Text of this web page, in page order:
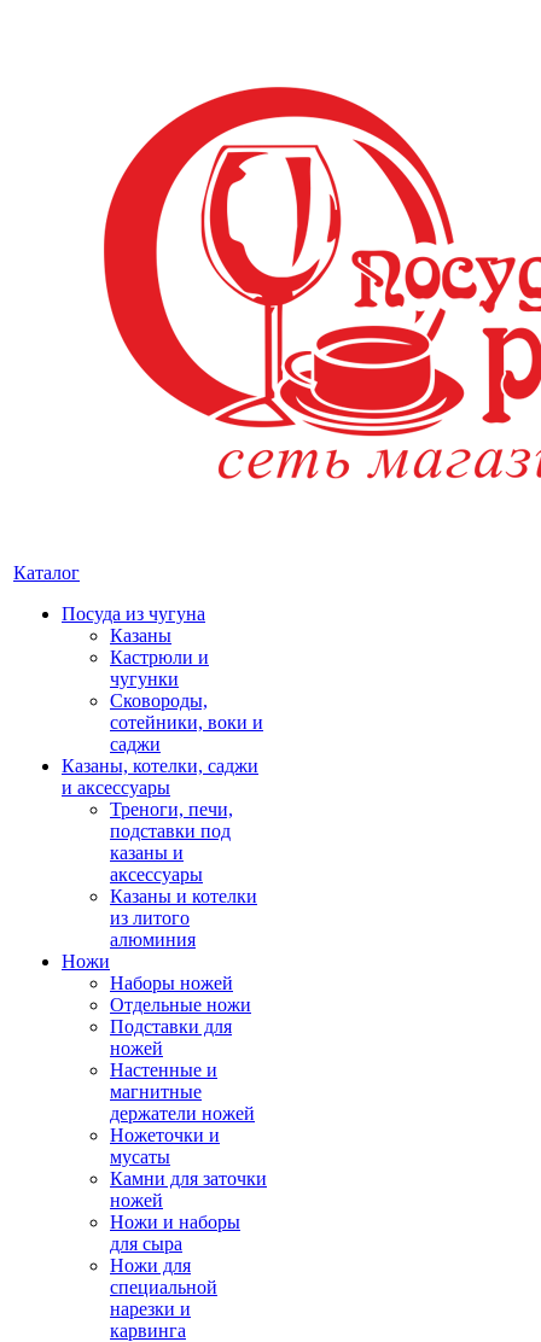
Каталог
Посуда из чугуна
Казаны
Кастрюли и
чугунки
Сковороды,
сотейники, воки и
саджи
Казаны, котелки, саджи
и аксессуары
Треноги, печи,
подставки под
казаны и
аксессуары
Казаны и котелки
из литого
алюминия
Ножи
Наборы ножей
Отдельные ножи
Подставки для
ножей
Настенные и
магнитные
держатели ножей
Ножеточки и
мусаты
Камни для заточки
ножей
Ножи и наборы
для сыра
Ножи для
специальной
нарезки и
карвинга